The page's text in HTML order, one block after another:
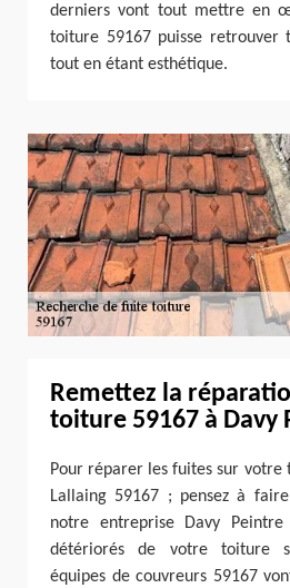
derniers vont tout mettre en
toiture 59167 puisse retrouver
tout en étant esthétique.
Remettez la
toiture 59167 à Davy
Pour réparer les fuites sur votre
Lallaing 59167 ; pensez à
notre entreprise Davy
détériorés de votre toiture
équipes de couvreurs 59167